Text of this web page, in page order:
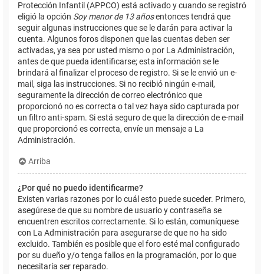
Protección Infantil (APPCO) está activado y cuando se registró
eligió la opción Soy menor de 13 añosentonces tendrá que
seguir algunas instrucciones que se le darán para activar la
cuenta. Algunos foros disponen que las cuentas deben ser
activadas, ya sea por usted mismo o por La Administración,
antes de que pueda identificarse; esta información se le
brindará al finalizar el proceso de registro. Si se le envió un e-
mail, siga las instrucciones. Si no recibió ningún e-mail,
seguramente la dirección de correo electrónico que
proporcionó no es correcta o tal vez haya sido capturada por
un filtro anti-spam. Si está seguro de que la dirección de e-mail
que proporcionó es correcta, envíe un mensaje a La
Administración.
Arriba
¿Por qué no puedo identificarme?
Existen varias razones por lo cuál esto puede suceder. Primero,
asegúrese de que su nombre de usuario y contraseña se
encuentren escritos correctamente. Si lo están, comuníquese
con La Administración para asegurarse de que no ha sido
excluido. También es posible que el foro esté mal configurado
por su dueño y/o tenga fallos en la programación, por lo que
necesitaría ser reparado.